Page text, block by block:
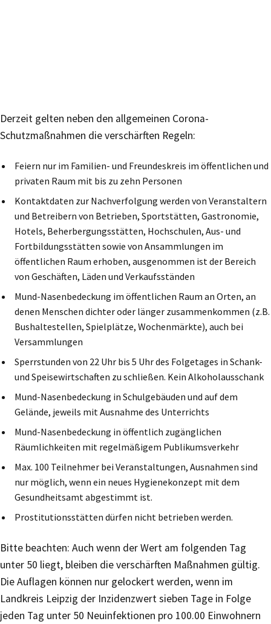
Derzeit gelten neben den allgemeinen Corona-
Schutzmaßnahmen die verschärften Regeln:
Feiern nur im Familien- und Freundeskreis im öffentlichen und
privaten Raum mit bis zu zehn Personen
Kontaktdaten zur Nachverfolgung werden von Veranstaltern
und Betreibern von Betrieben, Sportstätten, Gastronomie,
Hotels, Beherbergungsstätten, Hochschulen, Aus- und
Fortbildungsstätten sowie von Ansammlungen im
öffentlichen Raum erhoben, ausgenommen ist der Bereich
von Geschäften, Läden und Verkaufsständen
Mund-Nasenbedeckung im öffentlichen Raum an Orten, an
denen Menschen dichter oder länger zusammenkommen (z.B.
Bushaltestellen, Spielplätze, Wochenmärkte), auch bei
Versammlungen
Sperrstunden von 22 Uhr bis 5 Uhr des Folgetages in Schank-
und Speisewirtschaften zu schließen. Kein Alkoholausschank
Mund-Nasenbedeckung in Schulgebäuden und auf dem
Gelände, jeweils mit Ausnahme des Unterrichts
Mund-Nasenbedeckung in öffentlich zugänglichen
Räumlichkeiten mit regelmäßigem Publikumsverkehr
Max. 100 Teilnehmer bei Veranstaltungen, Ausnahmen sind
nur möglich, wenn ein neues Hygienekonzept mit dem
Gesundheitsamt abgestimmt ist.
Prostitutionsstätten dürfen nicht betrieben werden.
Bitte beachten: Auch wenn der Wert am folgenden Tag
unter 50 liegt, bleiben die verschärften Maßnahmen gültig.
Die Auflagen können nur gelockert werden, wenn im
Landkreis Leipzig der Inzidenzwert sieben Tage in Folge
jeden Tag unter 50 Neuinfektionen pro 100.00 Einwohnern